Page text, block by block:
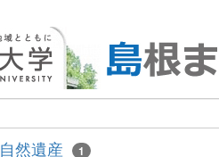
自然遺産 1